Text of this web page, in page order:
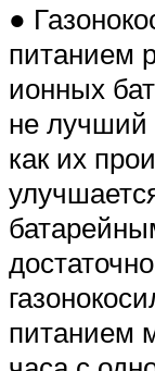
●
питанием
ионных
не лучший
как их
питанием